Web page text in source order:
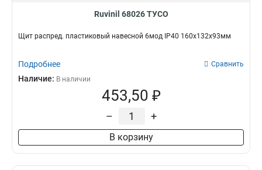
Ruvinil 68026 ТУСО
Щит распред. пластиковый навесной 6мод IP40 160х132х93мм
Подробнее Сравнить
Наличие: В наличии
453,50 ₽
– +
В корзину